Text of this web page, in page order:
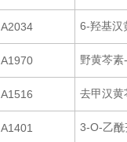
A2034 6-羟基汉
A1970 野黄芩
A1516 去甲汉黄
A1401 3-O-乙